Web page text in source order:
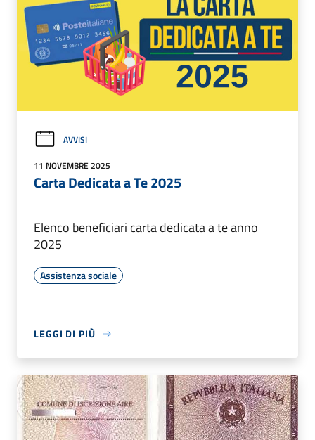
AVVISI
11 NOVEMBRE 2025
Carta Dedicata a Te 2025
Elenco beneficiari carta dedicata a te anno
2025
Assistenza sociale
LEGGI DI PIÙ